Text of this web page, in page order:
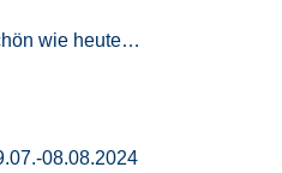
wie heute…
08.08.2024